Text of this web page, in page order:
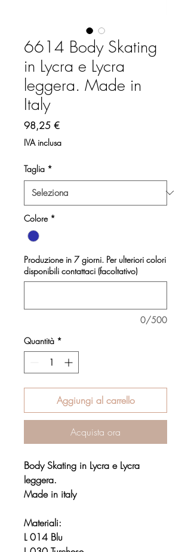
6614 Body Skating
in Lycra e Lycra
leggera. Made in
Italy
98,25 €Prezzo
IVA inclusa
Taglia *
Colore *
Produzione in 7 giorni. Per ulteriori colori
disponibili contattaci (facoltativo)
0/500
Quantità *
Aggiungi al carrello
Acquista ora
Body Skating in Lycra e Lycra
leggera.
Made in italy
Materiali:
L 014 Blu